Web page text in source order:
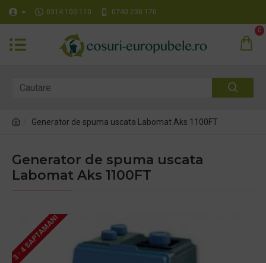
0314 100 110 0740 230 170
0
Generator de spuma uscata Labomat Aks 1100FT
Generator de spuma uscata
Labomat Aks 1100FT
3 - 4 SAPTAMANI